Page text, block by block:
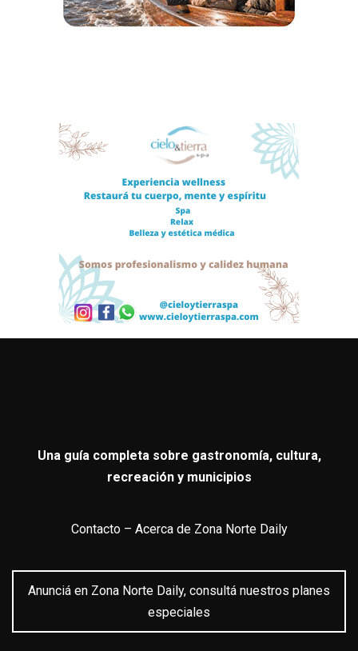
Una guía completa sobre gastronomía, cultura,
recreación y municipios
Contacto– Acerca de Zona Norte Daily
Anunciá en Zona Norte Daily, consultá nuestros planes
especiales